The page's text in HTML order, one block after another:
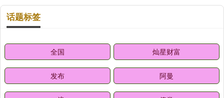
话题标签
全国 灿星财富
发布 阿曼